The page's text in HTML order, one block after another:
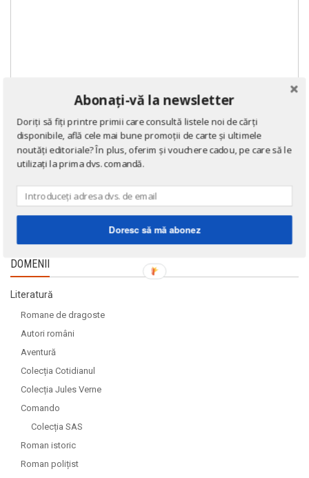
DOMENII
Literatură
Romane de dragoste
Autori români
Aventură
Colecția Cotidianul
Colecția Jules Verne
Comando
Colecția SAS
Roman istoric
Roman polițist
Abonați-vă la newsletter
Doriți să fiți printre primii care consultă listele noi de cărți
disponibile, află cele mai bune promoții de carte și ultimele
noutăți editoriale? În plus, oferim și vouchere cadou, pe care să le
utilizați la prima dvs. comandă.
Doresc să mă abonez